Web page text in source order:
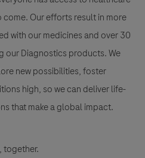
Our efforts result in more
with our medicines and over 30
our Diagnostics products. We
new possibilities, foster
high, so we can deliver life-
that make a global impact.
together.